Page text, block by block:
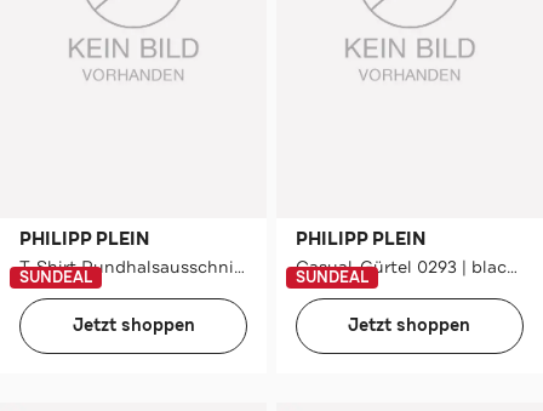
PHILIPP PLEIN
T-Shirt Rundhalsausschnitt Ss SKULL
SUNDEAL
Jetzt shoppen
PHILIPP PLEIN
Casual-Gürtel 0293 | black/lightgold
SUNDEAL
Jetzt shoppen